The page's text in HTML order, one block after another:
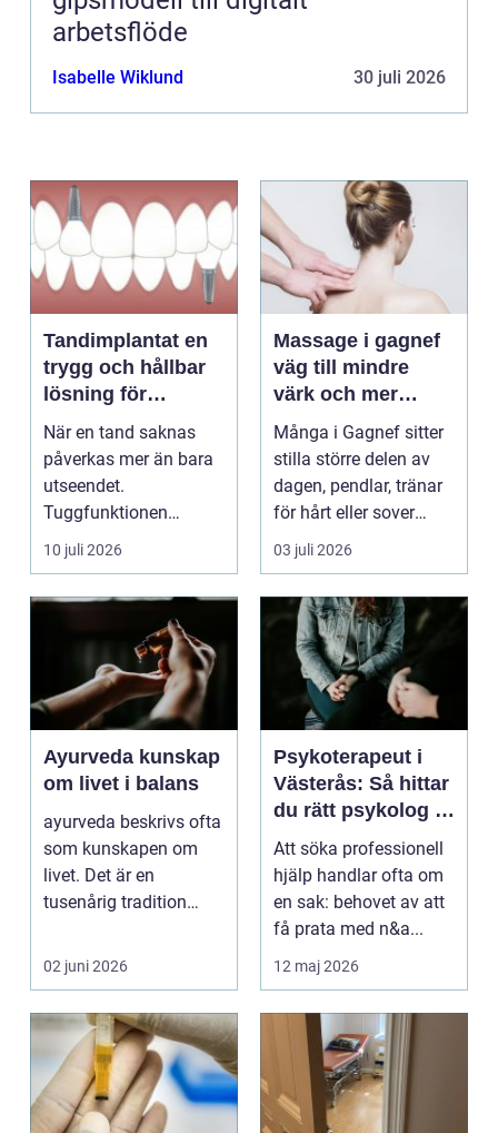
arbetsflöde
Isabelle Wiklund 30 juli 2026
Tandimplantat en
trygg och hållbar
lösning för
förlorade tänder
När en tand saknas
påverkas mer än bara
utseendet.
Tuggfunktionen
försämras, leendet
förändras och m...
10 juli 2026
Massage i gagnef
väg till mindre
värk och mer
vardagsenergi
Många i Gagnef sitter
stilla större delen av
dagen, pendlar, tränar
för hårt eller sover
dåligt. Axl...
03 juli 2026
Ayurveda kunskap
om livet i balans
ayurveda beskrivs ofta
som kunskapen om
livet. Det är en
tusenårig tradition
kropp,...
02 juni 2026
Psykoterapeut i
Västerås: Så hittar
du rätt psykolog i
Västerås för
samtal och terapi
Att söka professionell
hjälp handlar ofta om
en sak: behovet av att
få prata med n&a...
12 maj 2026